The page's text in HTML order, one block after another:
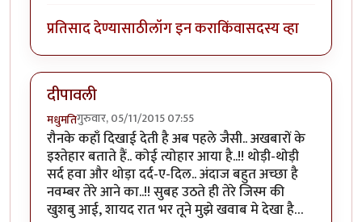
प्रतिसाद देण्यासाठीलॉग इन कराकिंवासदस्य व्हा
दीपावली
मधुमतिगुरुवार, 05/11/2015 07:55
रौनके कहाँ दिखाई देती है अब पहले जैसी.. अखबारों के
इश्तेहार बताते हैं.. कोई त्योहार आया है..!! थोड़ी-थोड़ी
सर्द हवा और थोड़ा दर्द-ए-दिल.. अंदाज बहुत अच्छा है
नवम्बर तेरे आने का..!! सुबह उठते ही तेरे जिस्म की
खुशबु आई, शायद रात भर तूने मुझे खवाब मे देखा है…